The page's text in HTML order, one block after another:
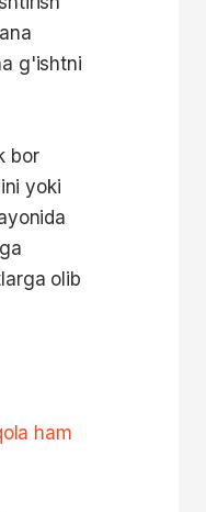
g'ishtni
bor
yoki
olib
ham